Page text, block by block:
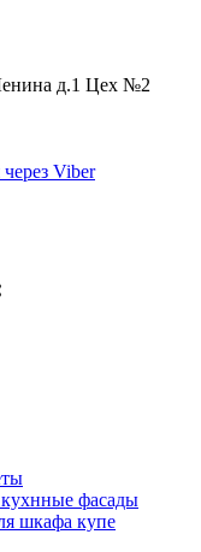
д.1 Цех №2
фасады
шкафа купе